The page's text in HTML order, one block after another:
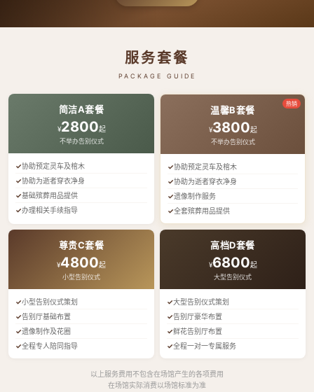
服务套餐
PACKAGE GUIDE
简洁A套餐
¥2800起
不举办告别仪式
协助预定灵车及棺木
协助为逝者穿衣净身
基础殡葬用品提供
办理相关手续指导
热销
温馨B套餐
¥3800起
不举办告别仪式
协助预定灵车及棺木
协助为逝者穿衣净身
遗像制作服务
全套殡葬用品提供
尊贵C套餐
¥4800起
小型告别仪式
小型告别仪式策划
告别厅基础布置
遗像制作及花圈
全程专人陪同指导
高档D套餐
¥6800起
大型告别仪式
大型告别仪式策划
告别厅豪华布置
鲜花告别厅布置
全程一对一专属服务
以上服务费用不包含在场馆产生的各项费用
在场馆实际消费以场馆标准为准